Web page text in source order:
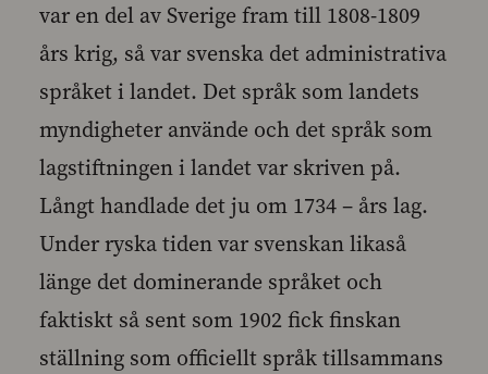
var en del av Sverige fram till 1808-1809
års krig, så var svenska det administrativa
språket i landet. Det språk som landets
myndigheter använde och det språk som
lagstiftningen i landet var skriven på.
Långt handlade det ju om 1734 – års lag.
Under ryska tiden var svenskan likaså
länge det dominerande språket och
faktiskt så sent som 1902 fick finskan
ställning som officiellt språk tillsammans